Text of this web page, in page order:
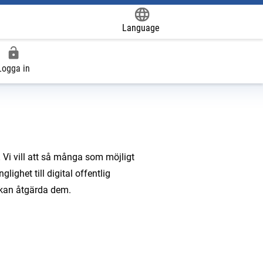
Language
in
Vi vill att så många som möjligt
till digital offentlig
åtgärda dem.